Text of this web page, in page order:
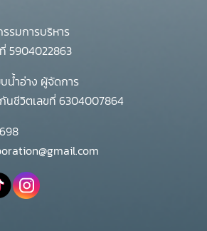
รมการบริหาร
5904022863
ำอ่าง ผู้จัดการ
นชีวิตเลขที่ 6304007864